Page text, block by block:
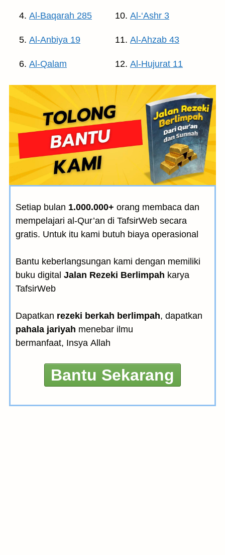
Al-Baqarah 285
Al-Anbiya 19
Al-Qalam
Al-‘Ashr 3
Al-Ahzab 43
Al-Hujurat 11
Setiap bulan 1.000.000+ orang membaca dan
mempelajari al-Qur’an di TafsirWeb secara
gratis. Untuk itu kami butuh biaya operasional
Bantu keberlangsungan kami dengan memiliki
buku digital Jalan Rezeki Berlimpah karya
TafsirWeb
Dapatkan rezeki berkah berlimpah, dapatkan
pahala jariyah menebar ilmu
bermanfaat, Insya Allah
Bantu Sekarang